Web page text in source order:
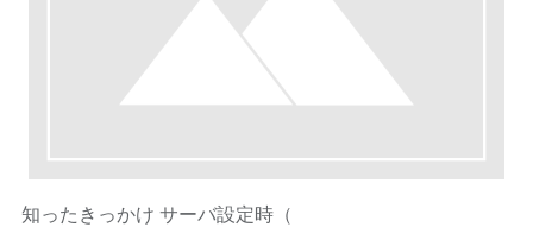
知ったきっかけ サーバ設定時（